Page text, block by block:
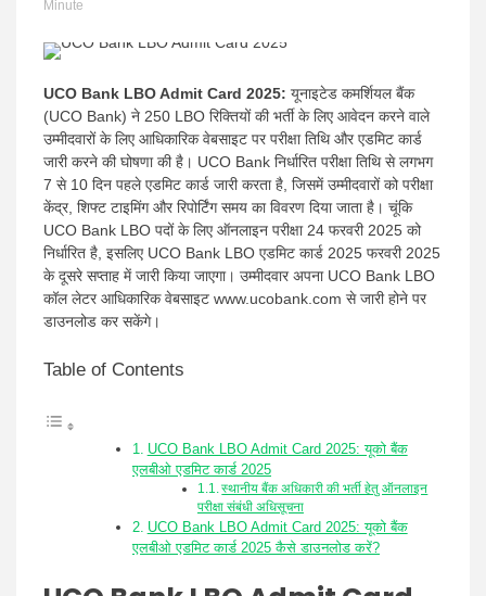
Minute
UCO Bank LBO Admit Card 2025: यूनाइटेड कमर्शियल बैंक
(UCO Bank) ने 250 LBO रिक्तियों की भर्ती के लिए आवेदन करने वाले
उम्मीदवारों के लिए आधिकारिक वेबसाइट पर परीक्षा तिथि और एडमिट कार्ड
जारी करने की घोषणा की है। UCO Bank निर्धारित परीक्षा तिथि से लगभग
7 से 10 दिन पहले एडमिट कार्ड जारी करता है, जिसमें उम्मीदवारों को परीक्षा
केंद्र, शिफ्ट टाइमिंग और रिपोर्टिंग समय का विवरण दिया जाता है। चूंकि
UCO Bank LBO पदों के लिए ऑनलाइन परीक्षा 24 फरवरी 2025 को
निर्धारित है, इसलिए UCO Bank LBO एडमिट कार्ड 2025 फरवरी 2025
के दूसरे सप्ताह में जारी किया जाएगा। उम्मीदवार अपना UCO Bank LBO
कॉल लेटर आधिकारिक वेबसाइट www.ucobank.com से जारी होने पर
डाउनलोड कर सकेंगे।
Table of Contents
UCO Bank LBO Admit Card 2025: यूको बैंक
एलबीओ एडमिट कार्ड 2025
स्थानीय बैंक अधिकारी की भर्ती हेतु ऑनलाइन
परीक्षा संबंधी अधिसूचना
UCO Bank LBO Admit Card 2025: यूको बैंक
एलबीओ एडमिट कार्ड 2025 कैसे डाउनलोड करें?